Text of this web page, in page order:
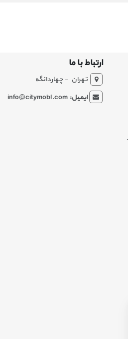
ارتباط با ما
تهران - چهاردانگه
ایمیل: info@citymobl.com